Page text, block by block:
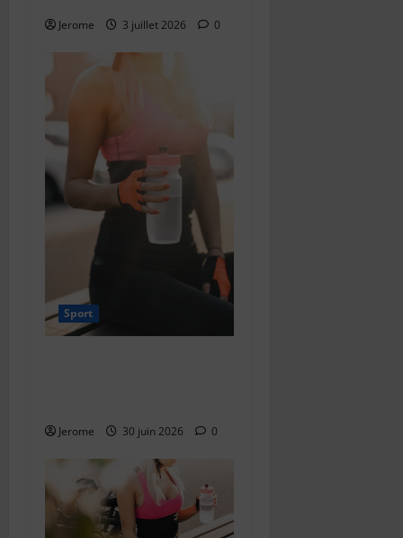
Jerome 3 juillet 2026 0
Sport
Jerome 30 juin 2026 0